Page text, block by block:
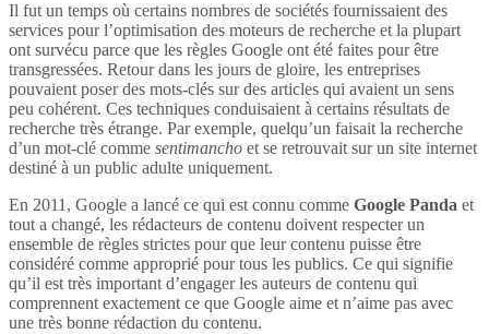
Il fut un temps où certains nombres de sociétés fournissaient des
services pour l’optimisation des moteurs de recherche et la plupart
ont survécu parce que les règles Google ont été faites pour être
transgressées. Retour dans les jours de gloire, les entreprises
pouvaient poser des mots-clés sur des articles qui avaient un sens
peu cohérent. Ces techniques conduisaient à certains résultats de
recherche très étrange. Par exemple, quelqu’un faisait la recherche
d’un mot-clé comme sentimancho et se retrouvait sur un site internet
destiné à un public adulte uniquement.
En 2011, Google a lancé ce qui est connu comme Google Panda et
tout a changé, les rédacteurs de contenu doivent respecter un
ensemble de règles strictes pour que leur contenu puisse être
considéré comme approprié pour tous les publics. Ce qui signifie
qu’il est très important d’engager les auteurs de contenu qui
comprennent exactement ce que Google aime et n’aime pas avec
une très bonne rédaction du contenu.